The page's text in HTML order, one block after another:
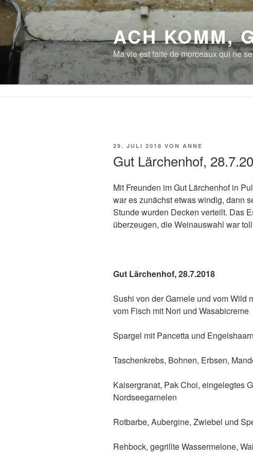
Zum
Inhalt
springen
ACH KOMM,
Ma vie est faite de morceaux qui ne
VERÖFFENTLICHT
29. JULI 2018 VON ANNE
Gut Lärchenhof,
Mit Freunden im Gut Lärchenhof in
war es zunächst etwas windig, dann
Stunde wurden Decken verteilt. Das
überzeugen, die Weinauswahl war
Gut Lärchenhof, 28.7.2018
Sushi von der Garnele und vom Wild
vom Fisch mit Nori und Wasabicreme
Spargel mit Pancetta und
Taschenkrebs, Bohnen, Erbsen,
Kaisergranat, Pak Choi, eingelegtes
Nordseegarnelen
Rotbarbe, Aubergine, Zwiebel und
Rehbock, gegrillte Wassermelone,